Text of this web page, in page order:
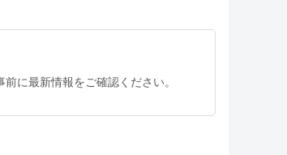
に最新情報をご確認ください。